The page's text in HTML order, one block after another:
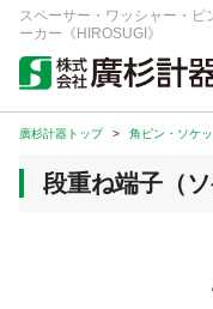
スペーサー・ワッシャー・ピ
ーカー《HIROSUGI》
キーワード 品番/シリーズ
商品カテゴリから探
廣杉計器トップ > 角ピン・ソケッ
段重ね端子（ソ